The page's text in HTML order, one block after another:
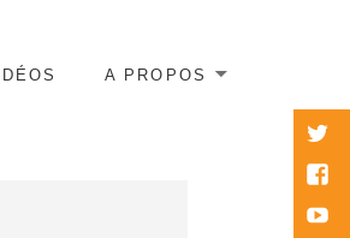
A PROPOS